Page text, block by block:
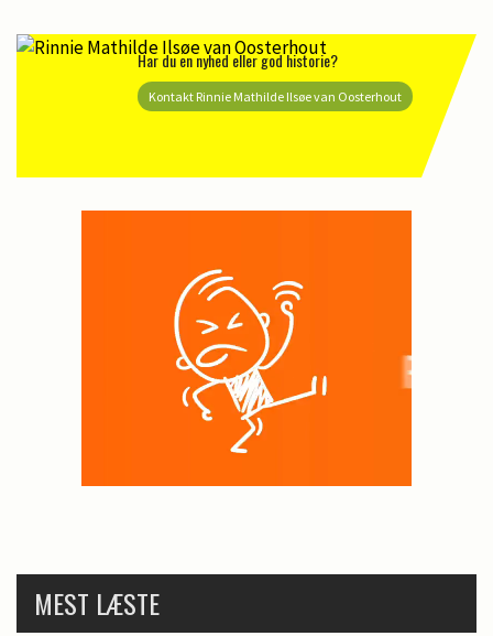
Har du en nyhed eller god historie?
Kontakt Rinnie Mathilde Ilsøe van Oosterhout
MEST LÆSTE